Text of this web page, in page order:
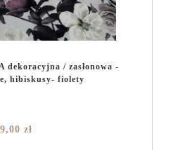
dekoracyjna / zasłonowa -
hibiskusy- fiolety
zł